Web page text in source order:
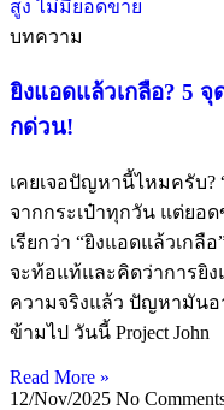
บทความ
ยิงแอดแล้วเกลือ? 5
กด่วน!
เคยเจอปัญหานี้ไหมครับ?
จากกระเป๋าทุกวัน แต่ยอ
เรียกว่า “ยิงแอดแล้วเก
จะท้อแท้และคิดว่าการยิง
ความจริงแล้ว ปัญหามันอ
ข้ามไป วันนี้ Project John
Read More »
12/Nov/2025 No